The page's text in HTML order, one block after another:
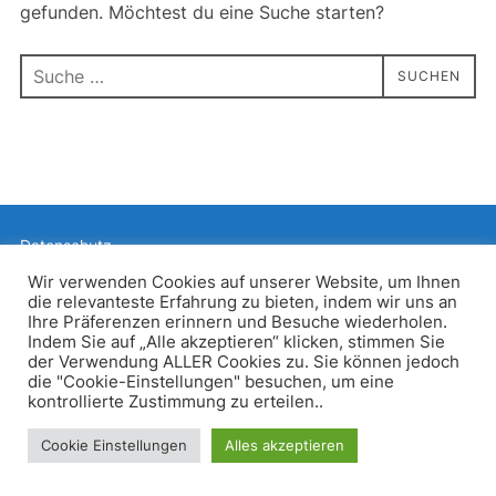
gefunden. Möchtest du eine Suche starten?
Suchen
nach:
SUCHEN
Datenschutz
Inspiro WordPress Theme von WPZOOM
Wir verwenden Cookies auf unserer Website, um Ihnen
die relevanteste Erfahrung zu bieten, indem wir uns an
Ihre Präferenzen erinnern und Besuche wiederholen.
Indem Sie auf „Alle akzeptieren“ klicken, stimmen Sie
der Verwendung ALLER Cookies zu. Sie können jedoch
die "Cookie-Einstellungen" besuchen, um eine
kontrollierte Zustimmung zu erteilen..
Cookie Einstellungen Alles akzeptieren